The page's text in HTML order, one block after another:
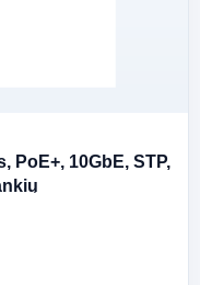
PoE+, 10GbE, STP,